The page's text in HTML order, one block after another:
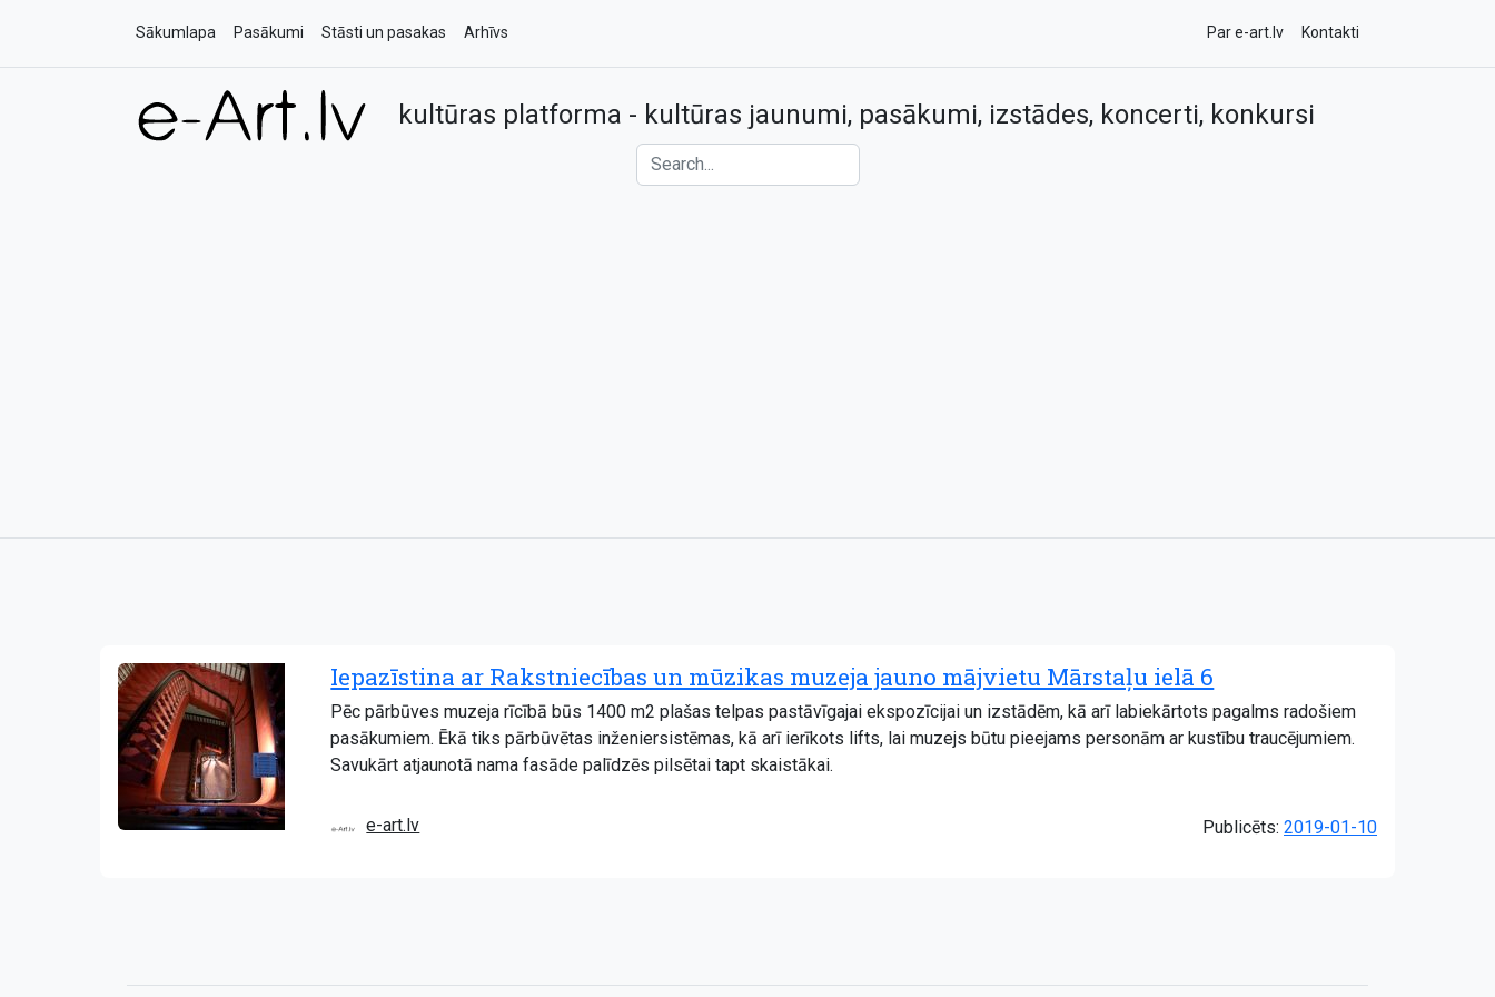
Sākumlapa Pasākumi Stāsti un pasakas Arhīvs Par e-art.lv Kontakti
kultūras platforma - kultūras jaunumi, pasākumi, izstādes, koncerti, konkursi
Iepazīstina ar Rakstniecības un mūzikas muzeja jauno mājvietu Mārstaļu ielā 6
Pēc pārbūves muzeja rīcībā būs 1400 m2 plašas telpas pastāvīgajai ekspozīcijai un izstādēm, kā arī labiekārtots pagalms radošiem
pasākumiem. Ēkā tiks pārbūvētas inženiersistēmas, kā arī ierīkots lifts, lai muzejs būtu pieejams personām ar kustību traucējumiem.
Savukārt atjaunotā nama fasāde palīdzēs pilsētai tapt skaistākai.
e-art.lv Publicēts: 2019-01-10